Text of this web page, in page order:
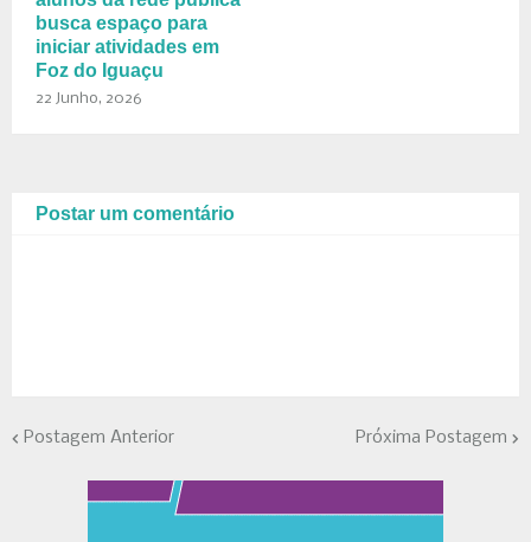
busca espaço para
iniciar atividades em
Foz do Iguaçu
22 Junho, 2026
Postar um comentário
Postagem Anterior Próxima Postagem